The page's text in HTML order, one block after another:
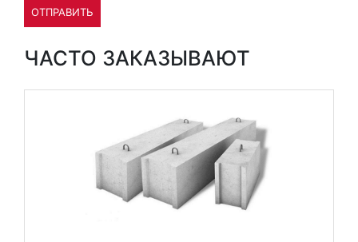
ОТПРАВИТЬ
ЧАСТО ЗАКАЗЫВАЮТ